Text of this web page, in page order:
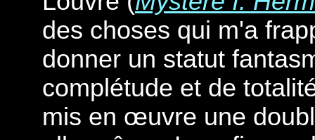
des choses qui m'a
donner un statut
complétude et de
mis en œuvre une